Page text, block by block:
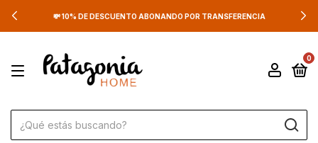
💸 10% DE DESCUENTO ABONANDO POR TRANSFERENCIA
0